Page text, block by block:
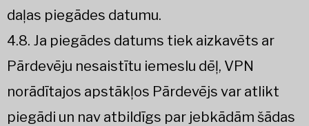
daļas piegādes datumu.
4.8. Ja piegādes datums tiek aizkavēts ar
Pārdevēju nesaistītu iemeslu dēļ, VPN
norādītajos apstākļos Pārdevējs var atlikt
piegādi un nav atbildīgs par jebkādām šādas